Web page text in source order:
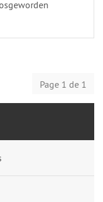
Page 1 de 1